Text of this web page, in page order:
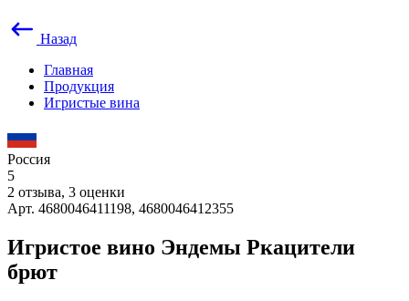
Назад
Главная
Продукция
Игристые вина
Россия
5
2 отзыва, 3 оценки
Арт. 4680046411198, 4680046412355
Игристое вино Эндемы Ркацители
брют